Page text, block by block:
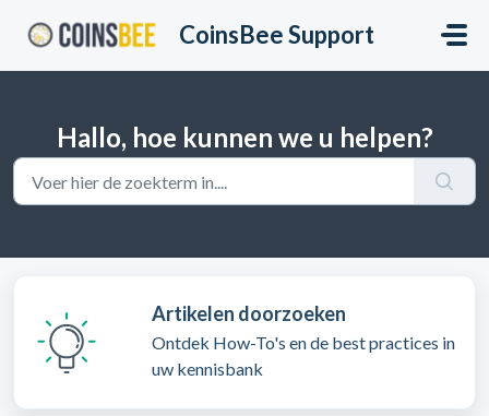
CoinsBee Support
Hallo, hoe kunnen we u helpen?
Artikelen doorzoeken
Ontdek How-To's en de best practices in
uw kennisbank